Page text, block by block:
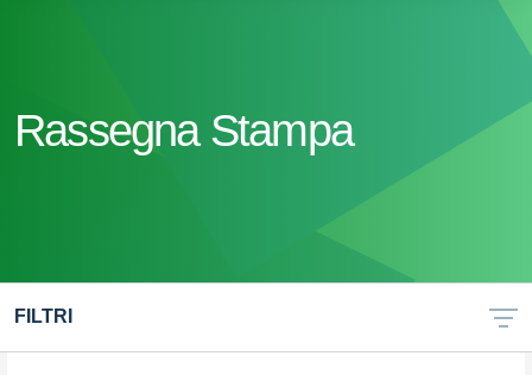
Rassegna Stampa
FILTRI